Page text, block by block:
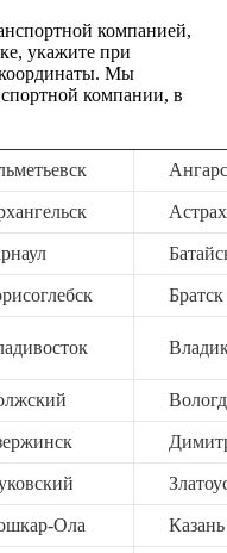
компанией,
укажите при
координаты. Мы
компании, в
Братск
Ола Казань